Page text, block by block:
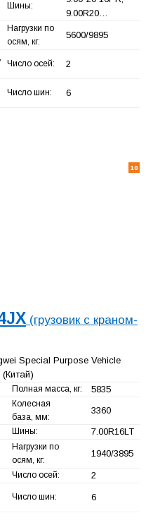
Шины:
9.00R20…
Нагрузки по
осям, кг:
5600/9895
Число осей: 2
Число шин: 6
10
(грузовик с краном-
Special Purpose Vehicle
(Китай)
Полная масса, кг: 5835
Колесная
база, мм:
3360
Шины: 7.00R16LT
Нагрузки по
осям, кг:
1940/3895
Число осей: 2
Число шин: 6